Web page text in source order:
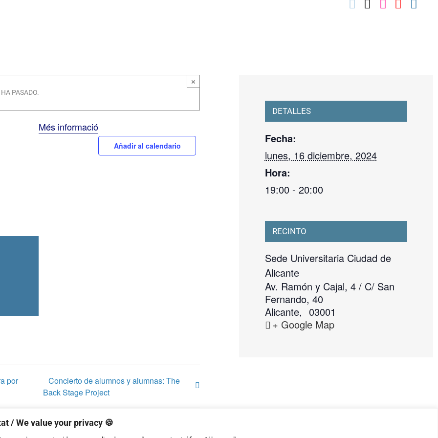
/ We value your privacy 🍪
03010739@iseacv.gva.es
×
PASADO.
Més informació
Añadir al calendario
por
Concierto de alumnos y alumnas: The
Back Stage Project
DETALLES
Fecha:
lunes, 16 diciembre, 2024
Hora:
19:00 - 20:00
RECINTO
Sede Universitaria Ciudad de
Alicante
Av. Ramón y Cajal, 4 / C/ San
Fernando, 40
Alicante, 03001
+ Google Map